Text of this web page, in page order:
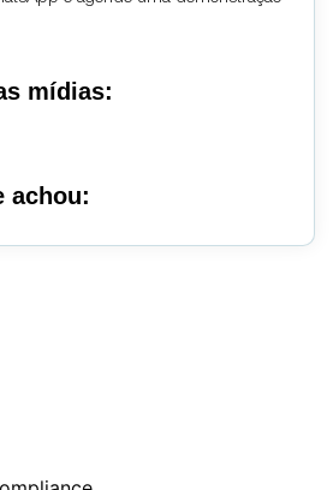
mídias:
achou: